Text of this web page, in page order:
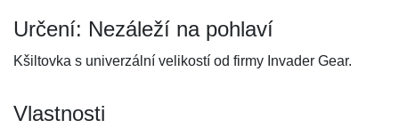
Určení: Nezáleží na pohlaví
Kšiltovka s univerzální velikostí od firmy Invader Gear.
Vlastnosti